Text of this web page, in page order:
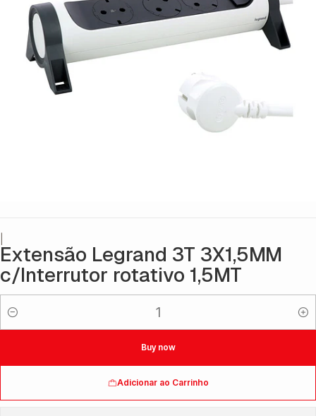
Extensão Legrand 3T 3X1,5MM
c/Interrutor rotativo 1,5MT
Quantidade
Adicionar ao Carrinho
Buy now